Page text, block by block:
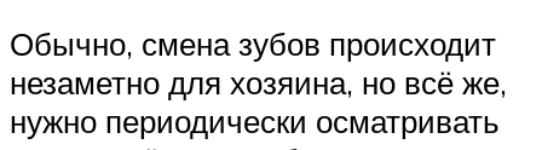
Обычно, смена зубов происходит
незаметно для хозяина, но всё же,
нужно периодически осматривать